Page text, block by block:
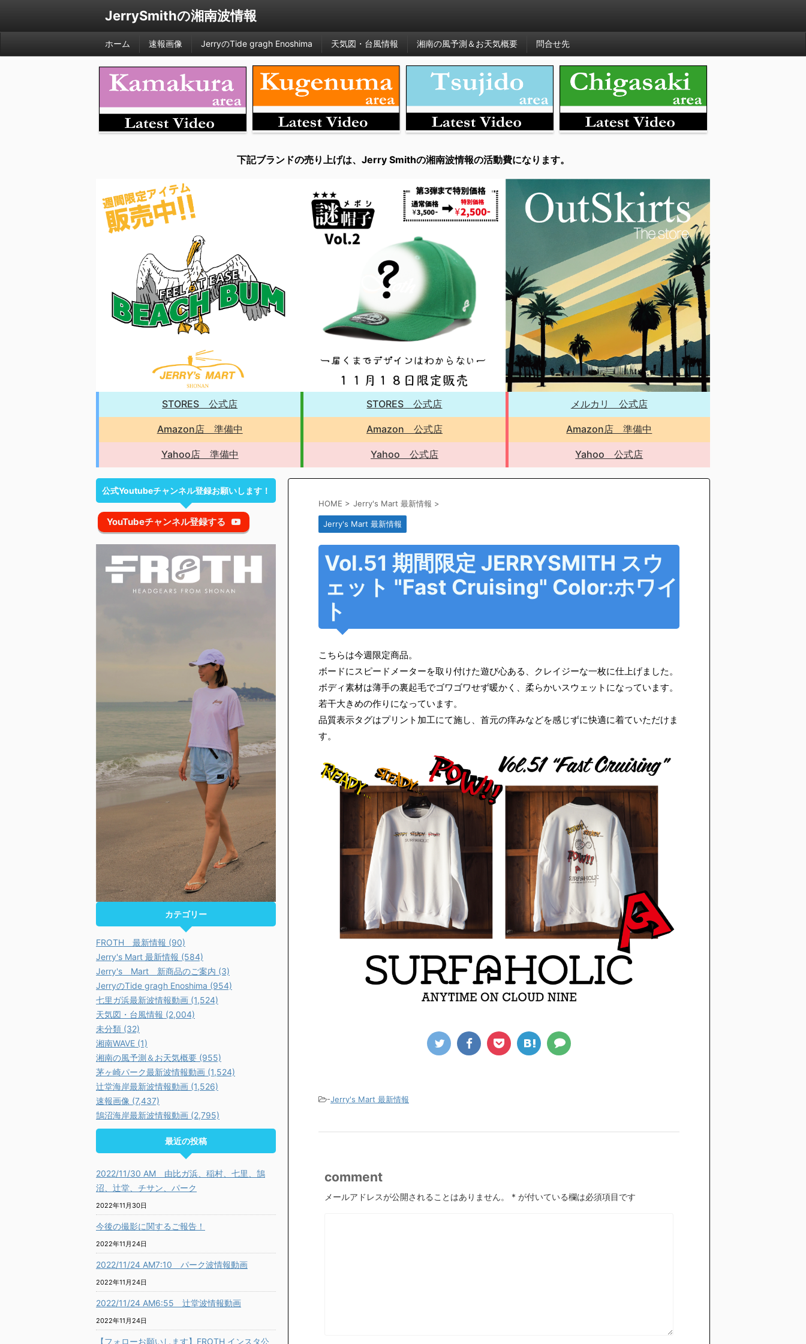
JerrySmithの湘南波情報
ホーム 速報画像 JerryのTide gragh Enoshima 天気図・台風情報 湘南の風予測＆お天気概要 問合せ先
下記ブランドの売り上げは、Jerry Smithの湘南波情報の活動費になります。
STORES 公式店
Amazon店 準備中
Yahoo店 準備中
STORES 公式店
Amazon 公式店
Yahoo 公式店
メルカリ 公式店
Amazon店 準備中
Yahoo 公式店
HOME > Jerry's Mart 最新情報 >
Jerry's Mart 最新情報
Vol.51 期間限定 JERRYSMITH スウ
ェット "Fast Cruising" Color:ホワイ
ト
こちらは今週限定商品。
ボードにスピードメーターを取り付けた遊び心ある、クレイジーな一枚に仕上げました。
ボディ素材は薄手の裏起毛でゴワゴワせず暖かく、柔らかいスウェットになっています。
若干大きめの作りになっています。
品質表示タグはプリント加工にて施し、首元の痒みなどを感じずに快適に着ていただけま
す。
-Jerry's Mart 最新情報
comment
メールアドレスが公開されることはありません。 * が付いている欄は必須項目です
公式Youtubeチャンネル登録お願いします！
YouTubeチャンネル登録する
カテゴリー
FROTH 最新情報 (90)
Jerry's Mart 最新情報 (584)
Jerry's Mart 新商品のご案内 (3)
JerryのTide gragh Enoshima (954)
七里ガ浜最新波情報動画 (1,524)
天気図・台風情報 (2,004)
未分類 (32)
湘南WAVE (1)
湘南の風予測＆お天気概要 (955)
茅ヶ崎パーク最新波情報動画 (1,524)
辻堂海岸最新波情報動画 (1,526)
速報画像 (7,437)
鵠沼海岸最新波情報動画 (2,795)
最近の投稿
2022/11/30 AM 由比ガ浜、稲村、七里、鵠
沼、辻堂、チサン、パーク
2022年11月30日
今後の撮影に関するご報告！
2022年11月24日
2022/11/24 AM7:10 パーク波情報動画
2022年11月24日
2022/11/24 AM6:55 辻堂波情報動画
2022年11月24日
【フォローお願いします】FROTH インスタ公